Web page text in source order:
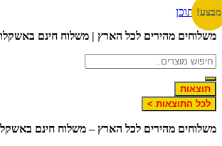
לתוכן
מהירים לכל הארץ | משלוח חינם באשקלון מעל
תוצאות
לכל התוצאות >
מהירים לכל הארץ – משלוח חינם באשקלון